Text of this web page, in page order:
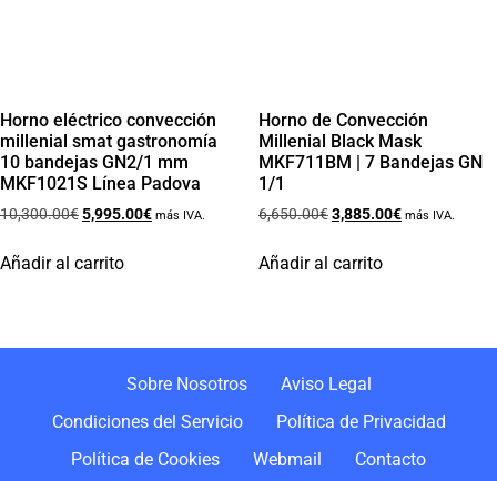
Horno eléctrico convección
millenial smat gastronomía
10 bandejas GN2/1 mm
MKF1021S Línea Padova
10,300.00€5,995.00€ más IVA.
Añadir al carrito
Horno de Convección
Millenial Black Mask
MKF711BM | 7 Bandejas GN
1/1
6,650.00€3,885.00€ más IVA.
Añadir al carrito
Sobre Nosotros
Aviso Legal
Condiciones del Servicio
Política de Privacidad
Política de Cookies
Webmail Contacto